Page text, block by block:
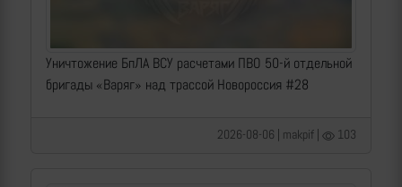
Уничтожение БпЛА ВСУ расчетами ПВО 50-й отдельной
бригады «Варяг» над трассой Новороссия #28
2026-08-06 | makpif | 103